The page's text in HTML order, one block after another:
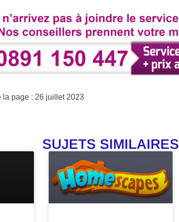
la page : 26 juillet 2023
SUJETS SIMILAIRES